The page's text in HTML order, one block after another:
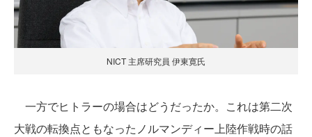
NICT 主席研究員 伊東寛氏
一方でヒトラーの場合はどうだったか。これは第二次
大戦の転換点ともなったノルマンディー上陸作戦時の話